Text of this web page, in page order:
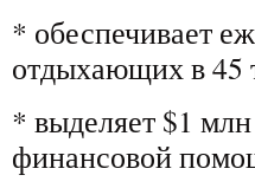
* обеспечивает
отдыхающих в 45
* выделяет $1
финансовой